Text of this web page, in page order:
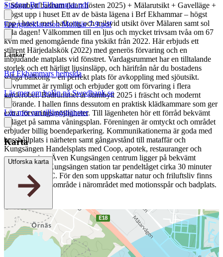
+ Stambytt badrum (klart hösten 2025) + Mälarutsikt + Gavelläge +
Högst upp i huset Ett av de bästa lägena i Brf Ekhammar – högst
upp i huset med balkong och milsvid utsikt över Mälaren samt sol
hela dagen! Välkommen till en ljus och mycket trivsam tvåa om 67
kvm med genomgående fina ytskikt från 2022. Här erbjuds ett
stilrent Härjedalskök (2022) med generös förvaring och en
inbjudande matplats vid fönstret. Vardagsrummet har en tilltalande
storlek och ett härligt ljusinsläpp, och härifrån når du bostadens
soliga balkong – en perfekt plats för avkoppling med sjöutsikt.
Sovrummet är rymligt och erbjuder gott om förvaring i flera
garderober. Badrummet är stambytt 2025 i fräscht och modernt
utförande. I hallen finns dessutom en praktisk klädkammare som ger
extra förvaringsmöjligheter. Till lägenheten hör ett förråd bekvämt
beläget på samma våningsplan. Föreningen är omtyckt och området
erbjuder billig boendeparkering. Kommunikationerna är goda med
busshållplats i närheten samt gångavstånd till mataffär och
Kungsängen Handelsplats med Coop, apotek, restauranger och
annan service. Även Kungsängen centrum ligger på bekvämt
avstånd. Från Kungsängen station tar pendeltåget cirka 30 minuter
till Stockholm C. För den som uppskattar natur och friluftsliv finns
Lillsjöns friluftsområde i närområdet med motionsspår och badplats.
Stadgar Brf Ekhammar.pdf
Energideklaration Mullbär 7-9.pdf
Länkar
Brf Ekhammars hemsida
Läs mer om bolån på Swedbank.se
Läs mer om tilläggstjänster
Karta
Utforska karta